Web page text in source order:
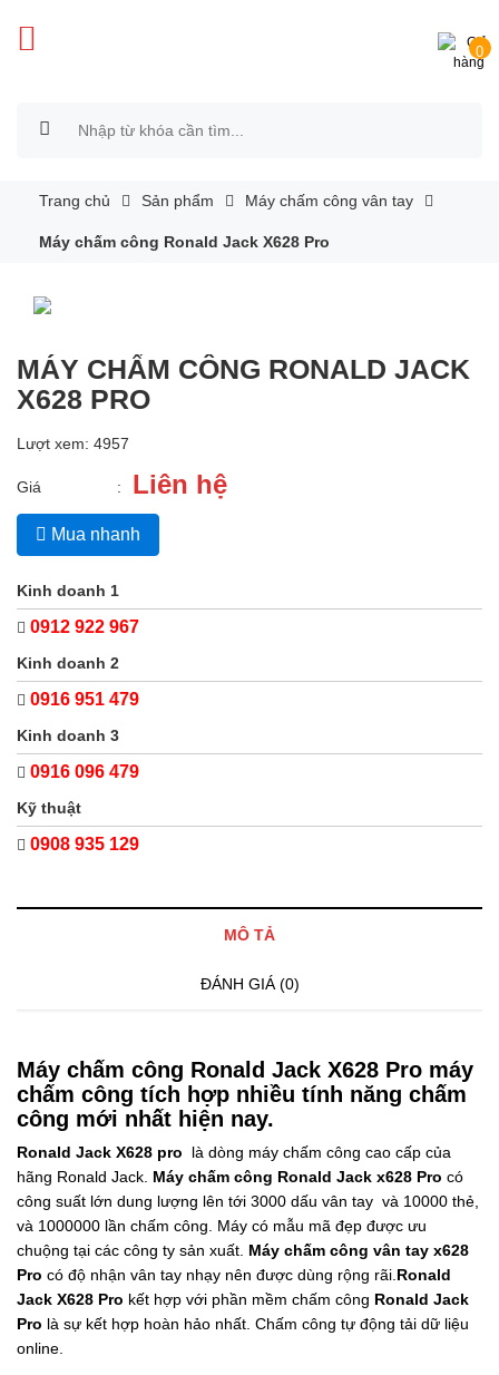
0
Trang chủ Sản phẩm Máy chấm công vân tay
Máy chấm công Ronald Jack X628 Pro
MÁY CHẤM CÔNG RONALD JACK
X628 PRO
Lượt xem: 4957
Giá : Liên hệ
Mua nhanh
Kinh doanh 1
0912 922 967
Kinh doanh 2
0916 951 479
Kinh doanh 3
0916 096 479
Kỹ thuật
0908 935 129
MÔ TẢ
ĐÁNH GIÁ (0)
Máy chấm công Ronald Jack X628 Pro máy
chấm công tích hợp nhiều tính năng chấm
công mới nhất hiện nay.
Ronald Jack X628 pro là dòng máy chấm công cao cấp của
hãng Ronald Jack. Máy chấm công Ronald Jack x628 Pro có
công suất lớn dung lượng lên tới 3000 dấu vân tay và 10000 thẻ,
và 1000000 lần chấm công. Máy có mẫu mã đẹp được ưu
chuộng tại các công ty sản xuất. Máy chấm công vân tay x628
Pro có độ nhận vân tay nhạy nên được dùng rộng rãi. Ronald
Jack X628 Pro kết hợp với phần mềm chấm công Ronald Jack
Pro là sự kết hợp hoàn hảo nhất. Chấm công tự động tải dữ liệu
online.